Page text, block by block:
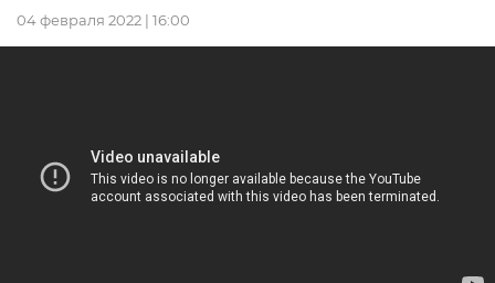
04 февраля 2022 | 16:00